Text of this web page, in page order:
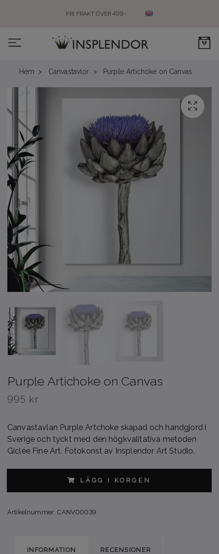
FRI FRAKT ÖVER 499:-
0
Hem Canvastavlor Purple Artichoke on Canvas
Purple Artichoke on Canvas
995 kr
Canvastavlan Purple Artchoke skapad och handgjord i
Sverige och tyckt med den högkvalitativa metoden
Giclée Fine Art. Fotokonst av Insplendor Art Studio.
LÄGG I KORGEN
Artikelnummer: CANV00039
INFORMATION RECENSIONER